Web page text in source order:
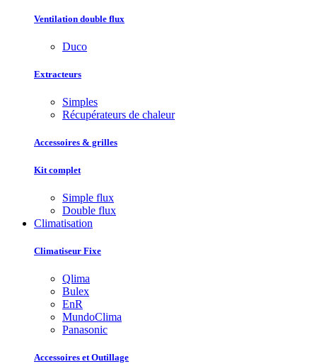
Ventilation double flux
Duco
Extracteurs
Simples
Récupérateurs de chaleur
Accessoires & grilles
Kit complet
Simple flux
Double flux
Climatisation
Climatiseur Fixe
Qlima
Bulex
EnR
MundoClima
Panasonic
Accessoires et Outillage